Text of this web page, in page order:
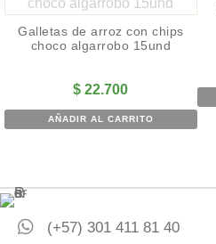
Galletas de arroz con chips
choco algarrobo 15und
$ 22.700
AÑADIR AL CARRITO
(+57) 301 411 81 40